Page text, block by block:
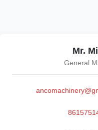
Mr.
General